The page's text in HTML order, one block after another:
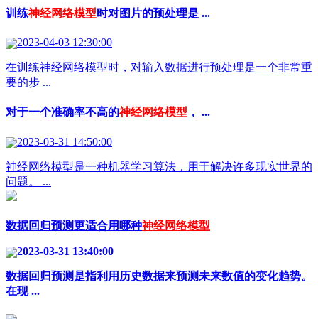
训练神经网络模型 时对图片的预处理是 ...
2023-04-03 12:30:00
在训练神经网络模型时，对输入数据进行预处理是一个非常重
要的步 ...
对于一个准确率不高的神经网络模型 ， ...
2023-03-31 14:50:00
神经网络模型是一种机器学习算法，用于解决许多现实世界的
问题。 ...
数据回归预测更适合用哪种神经网络模型
2023-03-31 13:40:00
数据回归预测是指利用历史数据来预测未来数值的变化趋势。
在现 ...